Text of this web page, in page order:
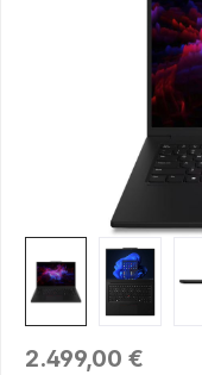
Regulärer Preis:
2.499,00 €